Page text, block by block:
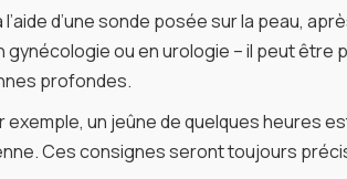
d’une sonde posée sur la peau,
ou en urologie – il peut
profondes.
un jeûne de quelques heures
Ces consignes seront toujours